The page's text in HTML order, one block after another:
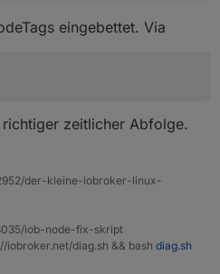
eingebettet. Via
zeitlicher Abfolge.
der-kleine-iobroker-linux-
iob-node-fix-skript
iobroker.net/diag.sh && bash diag.sh